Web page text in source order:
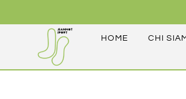
HOME CHI